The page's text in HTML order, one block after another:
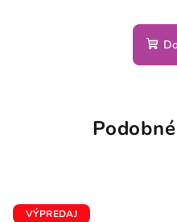
VÝPREDAJ